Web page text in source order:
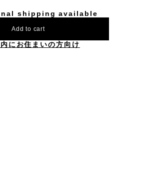
shipping available
Add to cart
にお住まいの方向け